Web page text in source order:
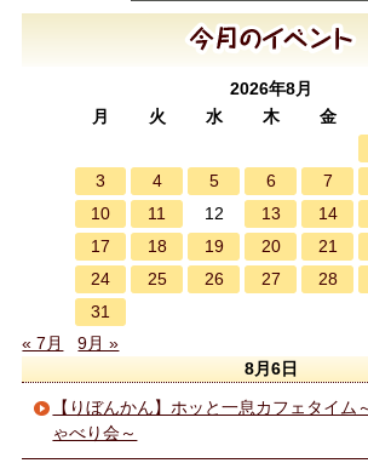
2026年8月
月
火 水 木 金
3
4 5 6 7
10
11 12 13 14
17
18 19 20 21
24
25 26 27 28
31
« 7月
9月 »
8月6日
【りぼんかん】ホッと一息カフェタイム
ゃべり会～